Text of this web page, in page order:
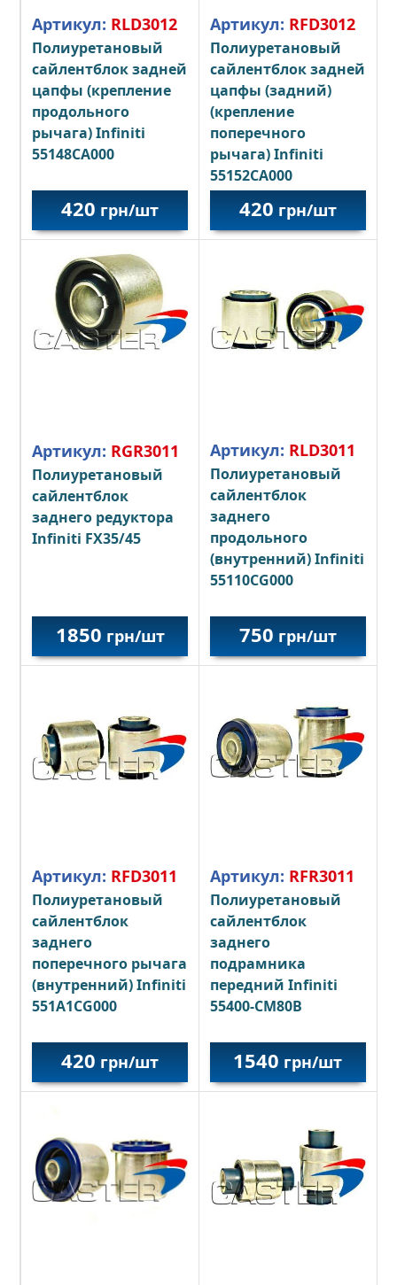
Артикул: RLD3012
Полиуретановый
сайлентблок задней
цапфы (крепление
продольного
рычага) Infiniti
55148CA000
420 грн/шт
Артикул: RFD3012
Полиуретановый
сайлентблок задней
цапфы (задний)
(крепление
поперечного
рычага) Infiniti
55152CA000
420 грн/шт
Артикул: RGR3011
Полиуретановый
сайлентблок
заднего редуктора
Infiniti FX35/45
1850 грн/шт
Артикул: RLD3011
Полиуретановый
сайлентблок
заднего
продольного
(внутренний) Infiniti
55110CG000
750 грн/шт
Артикул: RFD3011
Полиуретановый
сайлентблок
заднего
поперечного рычага
(внутренний) Infiniti
551A1CG000
420 грн/шт
Артикул: RFR3011
Полиуретановый
сайлентблок
заднего
подрамника
передний Infiniti
55400-CM80B
1540 грн/шт